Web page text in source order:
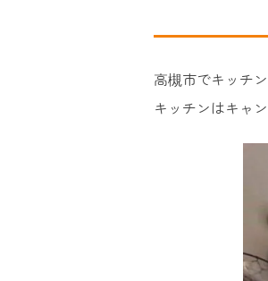
高槻市でキッチ
キッチンはキャ